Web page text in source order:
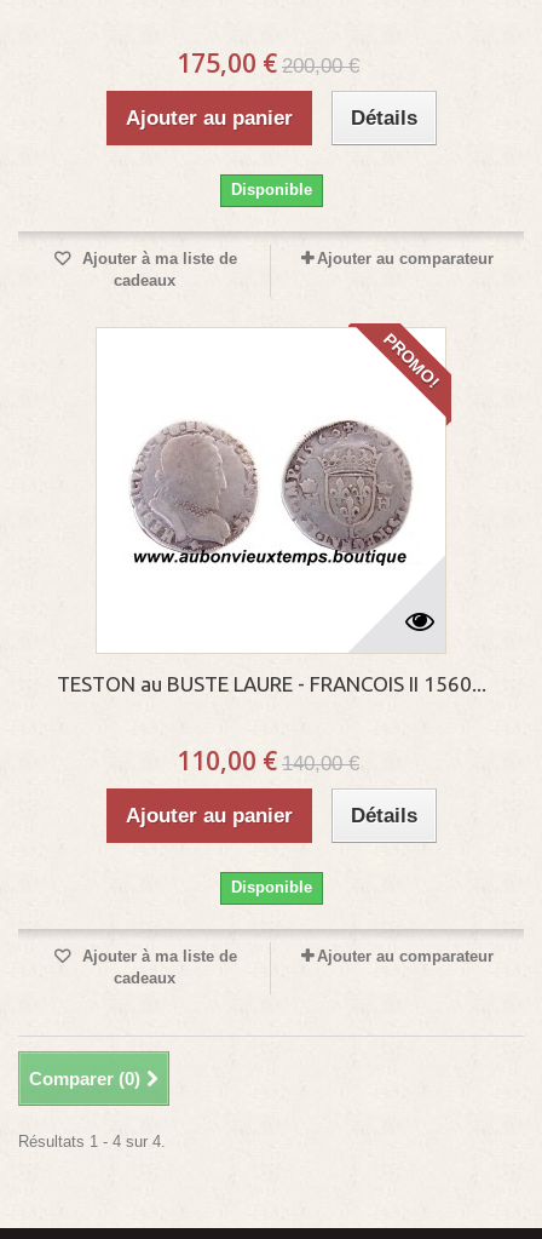
175,00 € 200,00 €
Ajouter au panier Détails
Disponible
Ajouter à ma liste de
cadeaux
Ajouter au comparateur
PROMO!
TESTON au BUSTE LAURE - FRANCOIS II 1560...
110,00 € 140,00 €
Ajouter au panier Détails
Disponible
Ajouter à ma liste de
cadeaux
Ajouter au comparateur
Comparer (0)
Résultats 1 - 4 sur 4.